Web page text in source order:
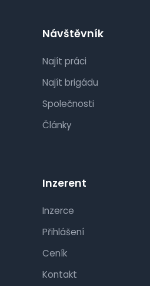
Návštěvník
Najít práci
Najít brigádu
Společnosti
Články
Inzerent
Inzerce
Přihlášení
Ceník
Kontakt